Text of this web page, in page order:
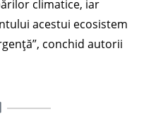
climatice, iar
acestui ecosistem
conchid autorii